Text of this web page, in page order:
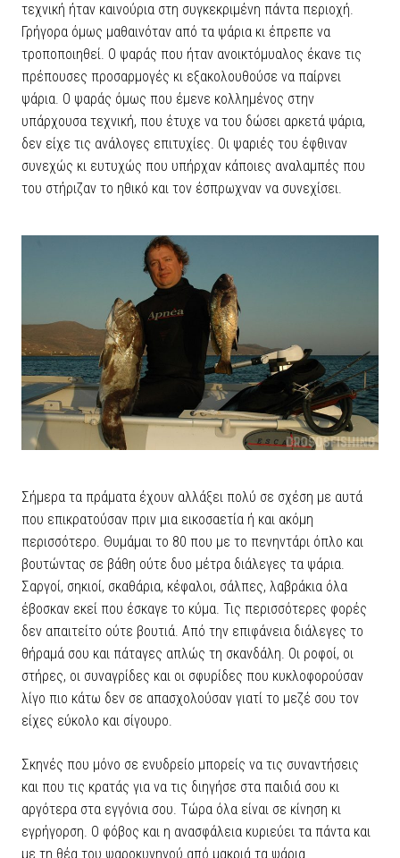
τεχνική ήταν καινούρια στη συγκεκριμένη πάντα περιοχή.
Γρήγορα όμως μαθαινόταν από τα ψάρια κι έπρεπε να
τροποποιηθεί. Ο ψαράς που ήταν ανοικτόμυαλος έκανε τις
πρέπουσες προσαρμογές κι εξακολουθούσε να παίρνει
ψάρια. Ο ψαράς όμως που έμενε κολλημένος στην
υπάρχουσα τεχνική, που έτυχε να του δώσει αρκετά ψάρια,
δεν είχε τις ανάλογες επιτυχίες. Οι ψαριές του έφθιναν
συνεχώς κι ευτυχώς που υπήρχαν κάποιες αναλαμπές που
του στήριζαν το ηθικό και τον έσπρωχναν να συνεχίσει.
Σήμερα τα πράματα έχουν αλλάξει πολύ σε σχέση με αυτά
που επικρατούσαν πριν μια εικοσαετία ή και ακόμη
περισσότερο. Θυμάμαι το 80 που με το πενηντάρι όπλο και
βουτώντας σε βάθη ούτε δυο μέτρα διάλεγες τα ψάρια.
Σαργοί, σηκιοί, σκαθάρια, κέφαλοι, σάλπες, λαβράκια όλα
έβοσκαν εκεί που έσκαγε το κύμα. Τις περισσότερες φορές
δεν απαιτείτο ούτε βουτιά. Από την επιφάνεια διάλεγες το
θήραμά σου και πάταγες απλώς τη σκανδάλη. Οι ροφοί, οι
στήρες, οι συναγρίδες και οι σφυρίδες που κυκλοφορούσαν
λίγο πιο κάτω δεν σε απασχολούσαν γιατί το μεζέ σου τον
είχες εύκολο και σίγουρο.
Σκηνές που μόνο σε ενυδρείο μπορείς να τις συναντήσεις
και που τις κρατάς για να τις διηγήσε στα παιδιά σου κι
αργότερα στα εγγόνια σου. Τώρα όλα είναι σε κίνηση κι
εγρήγορση. Ο φόβος και η ανασφάλεια κυριεύει τα πάντα και
με τη θέα του ψαροκυνηγού από μακριά τα ψάρια